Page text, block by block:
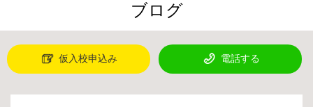
ブログ
仮入校申込み 電話する